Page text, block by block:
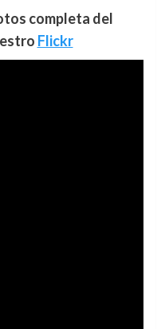
completa del
Flickr